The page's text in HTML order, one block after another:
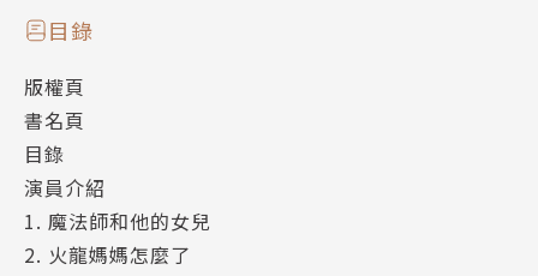
經營便利商店失利的魔法師，帶著女兒居住在深山裡。
這天，魔法師倚著欄杆嘆氣，不經意聽到女兒小魔女造
的作業句子：「來了，來了，火龍飛來了」，頓時往事
歷歷在目，勃然大怒的魔法師仰天長嘯，誓言報仇，卻
不慎跌落欄杆，重重落地，連魔法棒也應聲斷裂。為了
搶救父親，糊塗的小魔女情急之下，誤將爸爸變成了一
隻青蛙。
目錄
版權頁
書名頁
目錄
演員介紹
1. 魔法師和他的女兒
2. 火龍媽媽怎麼了